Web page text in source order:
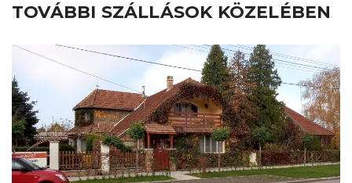
TOVÁBBI SZÁLLÁSOK KÖZELÉBEN